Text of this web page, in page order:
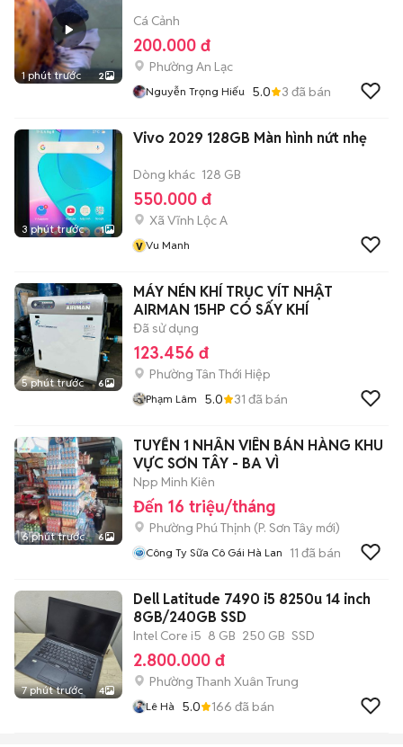
1 phút trước 2
Cá Cảnh
200.000 đ
Phường An Lạc
Nguyễn Trọng Hiếu 5.0 3 đã bán
3 phút trước 1
Vivo 2029 128GB Màn hình nứt nhẹ
Dòng khác 128 GB
550.000 đ
Xã Vĩnh Lộc A
v Vu Manh
5 phút trước 6
MÁY NÉN KHÍ TRỤC VÍT NHẬT
AIRMAN 15HP CÓ SẤY KHÍ
Đã sử dụng
123.456 đ
Phường Tân Thới Hiệp
Phạm Lâm 5.0 31 đã bán
6 phút trước 6
TUYỂN 1 NHÂN VIÊN BÁN HÀNG KHU
VỰC SƠN TÂY - BA VÌ
Npp Minh Kiên
Đến 16 triệu/tháng
Phường Phú Thịnh (P. Sơn Tây mới)
Công Ty Sữa Cô Gái Hà Lan 11 đã bán
7 phút trước 4
Dell Latitude 7490 i5 8250u 14 inch
8GB/240GB SSD
Intel Core i5 8 GB 250 GB SSD
2.800.000 đ
Phường Thanh Xuân Trung
Lê Hà 5.0 166 đã bán